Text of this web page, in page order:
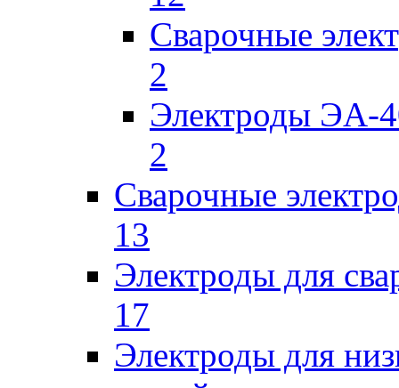
Сварочные
2
Электроды ЭА-
2
Сварочные
13
Электроды для
17
Электроды для